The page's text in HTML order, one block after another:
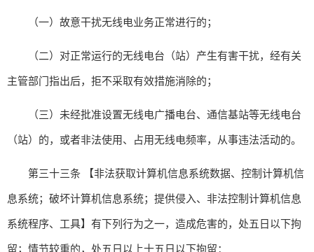
（一）故意干扰无线电业务正常进行的；
（二）对正常运行的无线电台（站）产生有害干扰，经有关
主管部门指出后，拒不采取有效措施消除的；
（三）未经批准设置无线电广播电台、通信基站等无线电台
（站）的，或者非法使用、占用无线电频率，从事违法活动的。
第三十三条 【非法获取计算机信息系统数据、控制计算机信
息系统；破坏计算机信息系统；提供侵入、非法控制计算机信息
系统程序、工具】有下列行为之一，造成危害的，处五日以下拘
留；情节较重的，处五日以上十五日以下拘留：